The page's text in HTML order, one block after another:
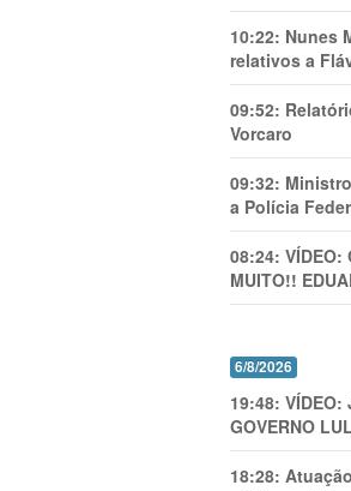
10:22: Nunes
relativos a
09:52:
Vorcaro
09:32:
a Polícia
08:24: VÍDEO:
MUITO!!
6/8/2026
19:48: VÍDEO:
GOVERNO
18:28: